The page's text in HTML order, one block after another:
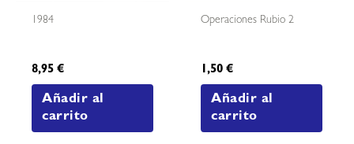
1984
8,95€
Añadir al
carrito
Operaciones Rubio 2
1,50€
Añadir al
carrito